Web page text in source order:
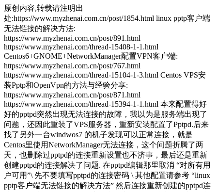
原创内容,转载请注明出
处:https://www.myzhenai.com.cn/post/1854.html linux pptp客户端
无法链接的解决方法:
https://www.myzhenai.com.cn/post/891.html
https://www.myzhenai.com/thread-15408-1-1.html
Centos6+GNOME+NetworkManager配置VPN客户端:
https://www.myzhenai.com.cn/post/767.html
https://www.myzhenai.com/thread-15104-1-3.html Centos VPS安
装Pptp和OpenVpn的方法与经验分享:
https://www.myzhenai.com.cn/post/871.html
https://www.myzhenai.com/thread-15394-1-1.html 本来配置得好
好的pptpd突然出现无法连接的故障，我以为是服务端出现了
问题，还因此重装了VPS服务器，重新安装配置了Pptpd.后来
找了另外一台windwos7 的机子发现可以正常连接，就是
Centos里使用NetworkManager无法连接，这个问题折腾了两
天，也删除过pptpd的连接重新设置也不济事，最后还是重新
创建pptpd的连接解决了问题. 在pptpd编辑那里取消 “对所有用
户可用”\ 先不要填写pptpd的连接密码 \ 其他配置请参考 “linux
pptp客户端无法链接的解决方法” 然后连接重新创建的pptpd连